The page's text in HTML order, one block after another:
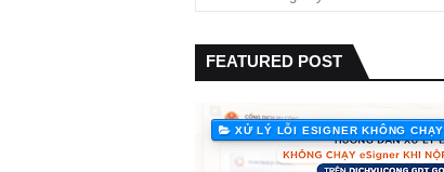
FEATURED POST
XỬ LÝ LỖI ESIGNER KHÔNG CHẠY